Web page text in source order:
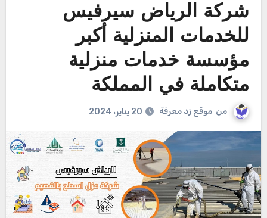
شركة الرياض سيرفيس
للخدمات المنزلية أكبر
مؤسسة خدمات منزلية
متكاملة في المملكة
من موقع زد معرفة 20 يناير، 2024